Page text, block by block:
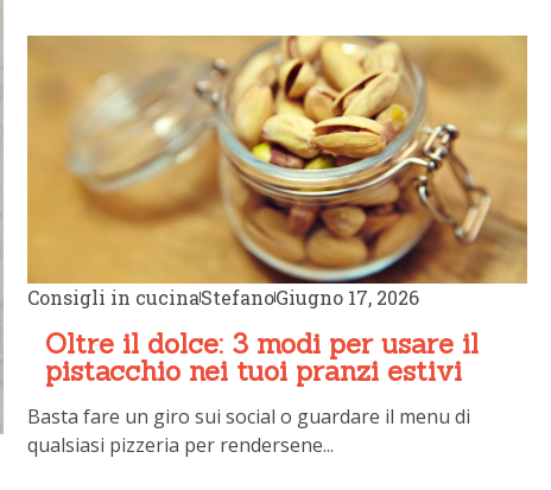
Consigli in cucinaStefanoGiugno 17, 2026
Oltre il dolce: 3 modi per usare il
pistacchio nei tuoi pranzi estivi
Basta fare un giro sui social o guardare il menu di
qualsiasi pizzeria per rendersene...